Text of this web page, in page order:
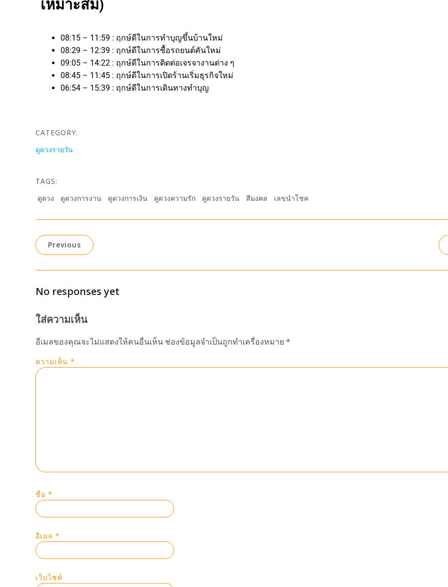
เหมาะสม)
08:15 – 11:59 : ฤกษ์ดีในการทำบุญขึ้นบ้านใหม่
08:29 – 12:39 : ฤกษ์ดีในการซื้อรถยนต์คันใหม่
09:05 – 14:22 : ฤกษ์ดีในการติดต่อเจรจางานต่าง ๆ
08:45 – 11:45 : ฤกษ์ดีในการเปิดร้านเริ่มธุรกิจใหม่
06:54 – 15:39 : ฤกษ์ดีในการเดินทางทำบุญ
CATEGORY:
ดูดวงรายวัน
TAGS:
ดูดวง
ดูดวงการงาน ดูดวงการเงิน ดูดวงความรัก ดูดวงรายวัน สีมงคล เลขนำโชค
Previous
No responses yet
ใส่ความเห็น
อีเมลของคุณจะไม่แสดงให้คนอื่นเห็น ช่องข้อมูลจำเป็นถูกทำเครื่องหมาย *
ความเห็น *
ชื่อ *
อีเมล *
เว็บไซต์